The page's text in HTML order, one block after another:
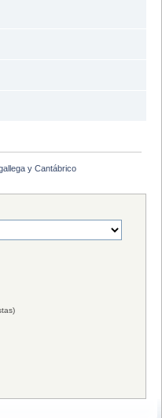
y Cantábrico